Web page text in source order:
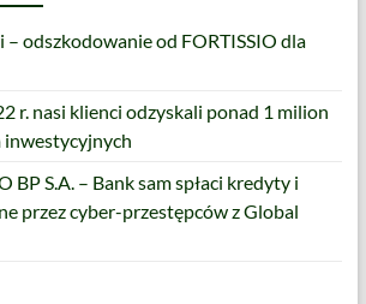
odszkodowanie od FORTISSIO dla
r. nasi klienci odzyskali ponad 1 milion
inwestycyjnych
BP S.A. – Bank sam spłaci kredyty i
przez cyber-przestępców z Global